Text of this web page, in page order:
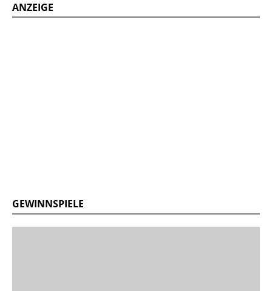
ANZEIGE
GEWINNSPIELE